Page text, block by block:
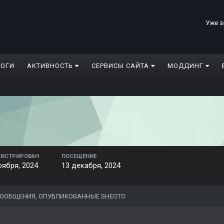
Уже
АКТИВНОСТЬ СЕРВИСЫ САЙТА МОДДИНГ
2024
ПОСЕЩЕНИЕ
13 декабря, 2024
ОПУБЛИКОВАННЫЕ SHEOTO